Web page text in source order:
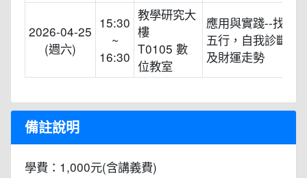
2026-04-25
(週六)
15:30
~
16:30
教學研究大
樓
T0105 數
位教室
應用與實踐--找出
五行，自我診斷健
及財運走勢
備註說明
學費：1,000元(含講義費)